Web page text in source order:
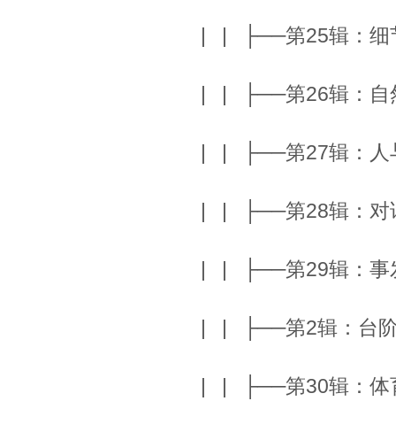
| | ├──第25辑：细
| | ├──第26辑：自
| | ├──第27辑：人
| | ├──第28辑：对
| | ├──第29辑：事
| | ├──第2辑：台阶
| | ├──第30辑：体